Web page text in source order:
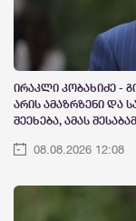
ირაკლი კობახიძე -
არის ამაზრზენი და
შეეხება, ამას
08.08.2026 12:08